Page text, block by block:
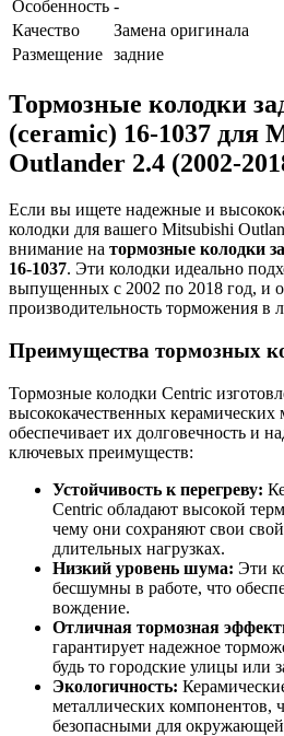
Особенность -
Качество
Замена оригинала
Размещение задние
Тормозные колодки
(ceramic) 16-1037 для
Outlander 2.4 (2002-
Если вы ищете надежные и
колодки для вашего Mitsubishi
внимание на тормозные колодки
16-1037. Эти колодки идеально
выпущенных с 2002 по 2018 год, и
производительность торможения в
Преимущества тормозных
Тормозные колодки Centric
высококачественных керамических
обеспечивает их долговечность и
ключевых преимуществ:
Устойчивость к перегреву:
Centric обладают высокой
чему они сохраняют свои
длительных нагрузках.
Низкий уровень шума: Эти
бесшумны в работе, что
вождение.
Отличная тормозная
гарантирует надежное
будь то городские улицы или
Экологичность:
металлических компонентов,
безопасными для